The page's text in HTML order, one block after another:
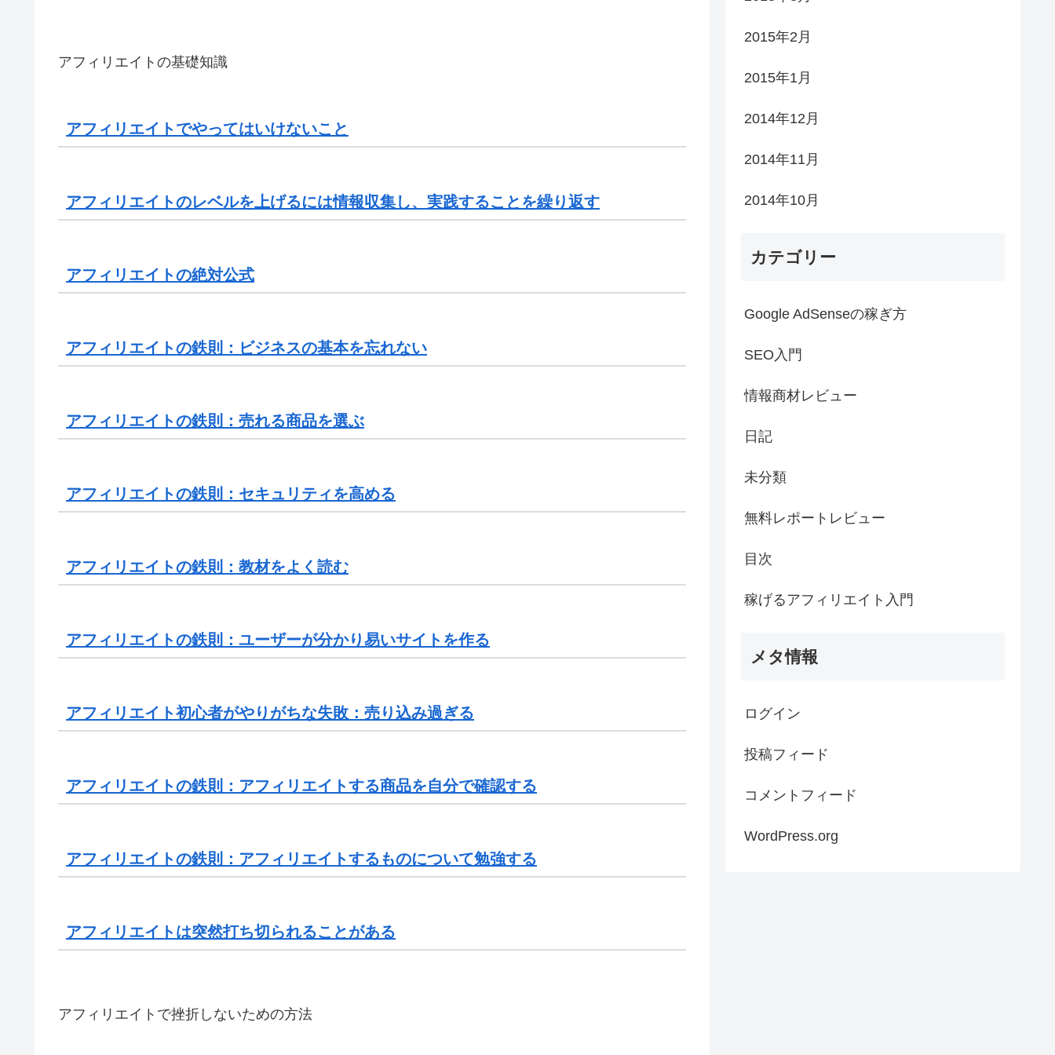
アフィリエイトの基礎知識
アフィリエイトでやってはいけないこと
アフィリエイトのレベルを上げるには情報収集し、実践することを繰り返す
アフィリエイトの絶対公式
アフィリエイトの鉄則：ビジネスの基本を忘れない
アフィリエイトの鉄則：売れる商品を選ぶ
アフィリエイトの鉄則：セキュリティを高める
アフィリエイトの鉄則：教材をよく読む
アフィリエイトの鉄則：ユーザーが分かり易いサイトを作る
アフィリエイト初心者がやりがちな失敗：売り込み過ぎる
アフィリエイトの鉄則：アフィリエイトする商品を自分で確認する
アフィリエイトの鉄則：アフィリエイトするものについて勉強する
アフィリエイトは突然打ち切られることがある
アフィリエイトで挫折しないための方法
2015年2月
2015年1月
2014年12月
2014年11月
2014年10月
カテゴリー
Google AdSenseの稼ぎ方
SEO入門
情報商材レビュー
日記
未分類
無料レポートレビュー
目次
稼げるアフィリエイト入門
メタ情報
ログイン
投稿フィード
コメントフィード
WordPress.org